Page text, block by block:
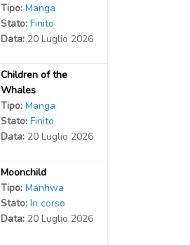
Tipo: Manga
Stato: Finito
Data: 20 Luglio 2026
Children of the
Whales
Tipo: Manga
Stato: Finito
Data: 20 Luglio 2026
Moonchild
Tipo: Manhwa
Stato: In corso
Data: 20 Luglio 2026